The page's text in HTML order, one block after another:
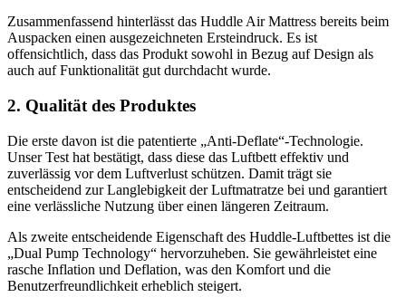
Zusammenfassend hinterlässt das Huddle Air Mattress bereits beim
Auspacken einen ausgezeichneten Ersteindruck. Es ist
offensichtlich, dass das Produkt sowohl in Bezug auf Design als
auch auf Funktionalität gut durchdacht wurde.
2. Qualität des Produktes
Die erste davon ist die patentierte „Anti-Deflate“-Technologie.
Unser Test hat bestätigt, dass diese das Luftbett effektiv und
zuverlässig vor dem Luftverlust schützen. Damit trägt sie
entscheidend zur Langlebigkeit der Luftmatratze bei und garantiert
eine verlässliche Nutzung über einen längeren Zeitraum.
Als zweite entscheidende Eigenschaft des Huddle-Luftbettes ist die
„Dual Pump Technology“ hervorzuheben. Sie gewährleistet eine
rasche Inflation und Deflation, was den Komfort und die
Benutzerfreundlichkeit erheblich steigert.